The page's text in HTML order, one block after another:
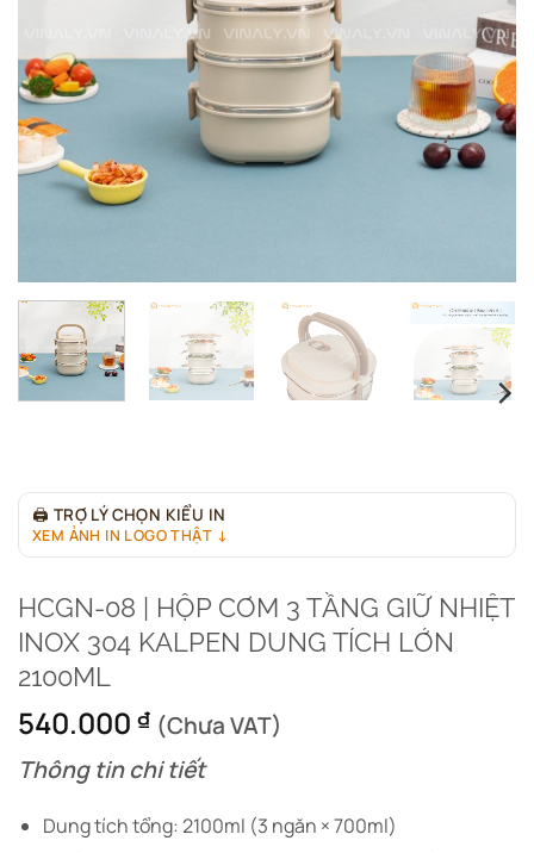
🖨 TRỢ LÝ CHỌN KIỂU IN
XEM ẢNH IN LOGO THẬT ↓
HCGN-08 | HỘP CƠM 3 TẦNG GIỮ NHIỆT
INOX 304 KALPEN DUNG TÍCH LỚN
2100ML
540.000 ₫ (Chưa VAT)
Thông tin chi tiết
Dung tích tổng: 2100ml (3 ngăn × 700ml)